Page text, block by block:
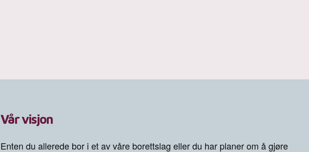
Vår visjon
Enten du allerede bor i et av våre borettslag eller du har planer om å gjøre